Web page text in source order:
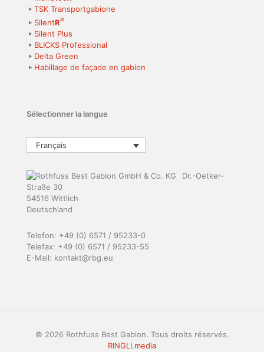
TSK Transportgabione
SilentR®
Silent Plus
BLICKS Professional
Delta Green
Habillage de façade en gabion
Sélectionner la langue
Français
Dr.-Oetker-
Straße 30
54516 Wittlich
Deutschland
Telefon: +49 (0) 6571 / 95233-0
Telefax: +49 (0) 6571 / 95233-55
E-Mail: kontakt@rbg.eu
© 2026 Rothfuss Best Gabion. Tous droits réservés.
RINGLI.media